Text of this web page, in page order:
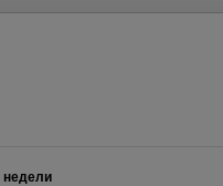
недели